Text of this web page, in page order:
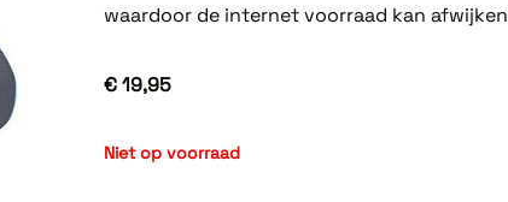
waardoor de internet voorraad kan afwijken
€ 19,95
Niet op voorraad